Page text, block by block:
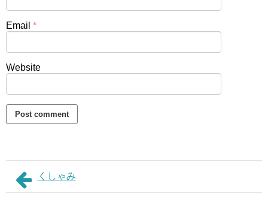
Email *
Website
くしゃみ